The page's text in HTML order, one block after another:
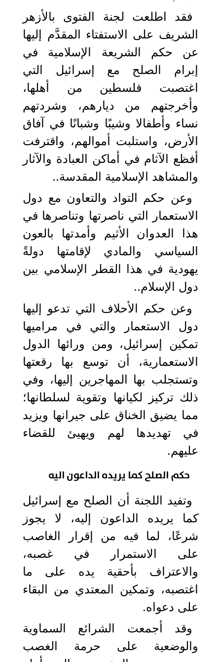
فقد اطلعت لجنة الفتوى بالأزهر
الشريف على الاستفتاء المقدَّم إليها
عن حكم الشريعة الإسلامية في
إبرام الصلح مع إسرائيل التي
اغتصبت فلسطين من أهلها،
وأخرجتهم من ديارهم، وشردتهم
نساء وأطفالا وشيبًا وشبانًا في آفاق
الأرض، واستلبت أموالهم، واقترفت
أفظع الآثام في أماكن العبادة والآثار
والمشاهد الإسلامية المقدسة..
وعن حكم التواد والتعاون مع دول
الاستعمار التي ناصرتها وتناصرها في
هذا العدوان الأثيم وأمدتها بالعون
السياسي والمادي لإقامتها دولةً
يهودية في هذا القطر الإسلامي بين
دول الإسلام..
وعن حكم الأحلاف التي تدعو إليها
دول الاستعمار والتي في مراميها
تمكين إسرائيل، ومن ورائها الدول
الاستعمارية، أن توسع بها رقعتها
وتستجلب بها المهاجرين إليها، وفي
ذلك تركيز لكيانها وتقوية لسلطانها؛
مما يضيق الخناق على جيرانها ويزيد
في تهديدها لهم ويهيئ للقضاء
عليهم.
حكم الصلح كما يريده الداعون اليه
وتفيد اللجنة أن الصلح مع إسرائيل
كما يريده الداعون إليه، لا يجوز
شرعًا، لما فيه من إقرار الغاصب
على الاستمرار في غصبه،
والاعتراف بأحقية يده على ما
اغتصبه، وتمكين المعتدي من البقاء
على دعواه.
وقد أجمعت الشرائع السماوية
والوضعية على حرمة الغصب